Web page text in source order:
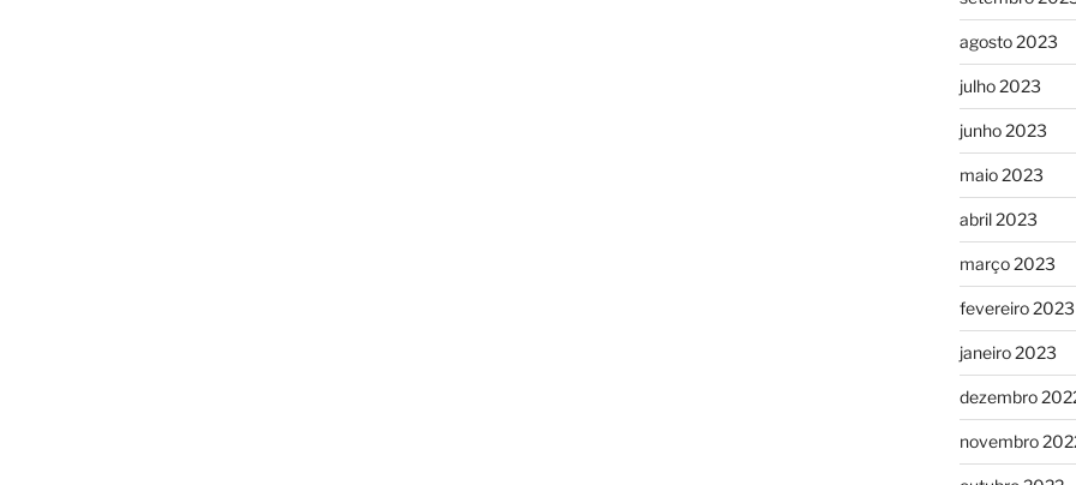
agosto 2023
julho 2023
junho 2023
maio 2023
abril 2023
março 2023
fevereiro 2023
janeiro 2023
dezembro
novembro